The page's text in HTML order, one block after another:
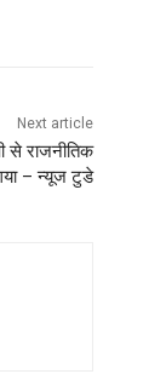
Next article
से राजनीतिक
– न्यूज टुडे